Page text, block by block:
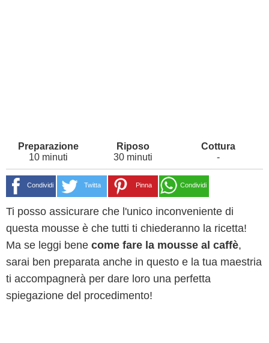
10 minuti 30 minuti -
Condividi Twitta Pinna Condividi
Ti posso assicurare che l'unico inconveniente di
questa mousse è che tutti ti chiederanno la ricetta!
Ma se leggi bene come fare la mousse al caffè,
sarai ben preparata anche in questo e la tua maestria
ti accompagnerà per dare loro una perfetta
spiegazione del procedimento!